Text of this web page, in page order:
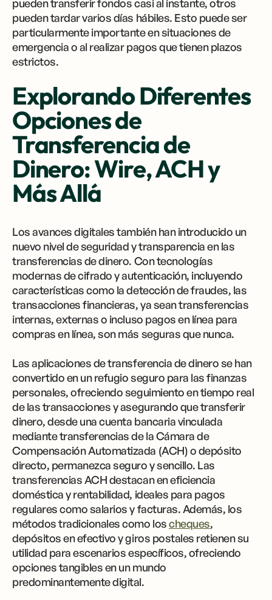
pueden transferir fondos casi al instante, otros
pueden tardar varios días hábiles. Esto puede ser
particularmente importante en situaciones de
emergencia o al realizar pagos que tienen plazos
estrictos.
Explorando Diferentes
Opciones de
Transferencia de
Dinero: Wire, ACH y
Más Allá
Los avances digitales también han introducido un
nuevo nivel de seguridad y transparencia en las
transferencias de dinero. Con tecnologías
modernas de cifrado y autenticación, incluyendo
características como la detección de fraudes, las
transacciones financieras, ya sean transferencias
internas, externas o incluso pagos en línea para
compras en línea, son más seguras que nunca.
Las aplicaciones de transferencia de dinero se han
convertido en un refugio seguro para las finanzas
personales, ofreciendo seguimiento en tiempo real
de las transacciones y asegurando que transferir
dinero, desde una cuenta bancaria vinculada
mediante transferencias de la Cámara de
Compensación Automatizada (ACH) o depósito
directo, permanezca seguro y sencillo. Las
transferencias ACH destacan en eficiencia
doméstica y rentabilidad, ideales para pagos
regulares como salarios y facturas. Además, los
métodos tradicionales como loscheques,
depósitos en efectivo y giros postales retienen su
utilidad para escenarios específicos, ofreciendo
opciones tangibles en un mundo
predominantemente digital.